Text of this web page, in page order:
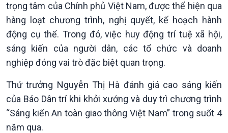
Chính trị
Tin Chính trị
Chính phủ với người dân
Quốc hội với cử tri
Đảng trong cuộc sống
Nhận diện sự thật
Pháp luật và đời sống
Thế giới
Tin thế giới
Vấn đề quốc tế
Hồ sơ sự kiện quốc tế
Biên cương - Một dải vững
bền
trọng tâm của Chính phủ Việt Nam, được thể hiện qua
hàng loạt chương trình, nghị quyết, kế hoạch hành
động cụ thể. Trong đó, việc huy động trí tuệ xã hội,
sáng kiến của người dân, các tổ chức và doanh
nghiệp đóng vai trò đặc biệt quan trọng.
Thứ trưởng Nguyễn Thị Hà đánh giá cao sáng kiến
của Báo Dân trí khi khởi xướng và duy trì chương trình
“Sáng kiến An toàn giao thông Việt Nam” trong suốt 4
năm qua.